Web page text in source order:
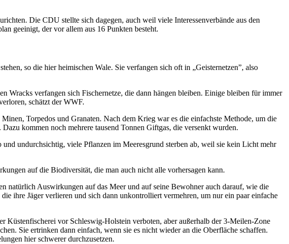
Die CDU stellte sich dagegen, auch weil viele Interessenverbände aus den
geeinigt, der vor allem aus 16 Punkten besteht.
so die hier heimischen Wale. Sie verfangen sich oft in „Geisternetzen”, also
Wracks verfangen sich Fischernetze, die dann hängen bleiben. Einige bleiben für immer
schätzt der WWF.
Torpedos und Granaten. Nach dem Krieg war es die einfachste Methode, um die
kommen noch mehrere tausend Tonnen Giftgas, die versenkt wurden.
undurchsichtig, viele Pflanzen im Meeresgrund sterben ab, weil sie kein Licht mehr
auf die Biodiversität, die man auch nicht alle vorhersagen kann.
natürlich Auswirkungen auf das Meer und auf seine Bewohner auch darauf, wie die
ihre Jäger verlieren und sich dann unkontrolliert vermehren, um nur ein paar einfache
Küstenfischerei vor Schleswig-Holstein verboten, aber außerhalb der 3-Meilen-Zone
Sie ertrinken dann einfach, wenn sie es nicht wieder an die Oberfläche schaffen.
hier schwerer durchzusetzen.